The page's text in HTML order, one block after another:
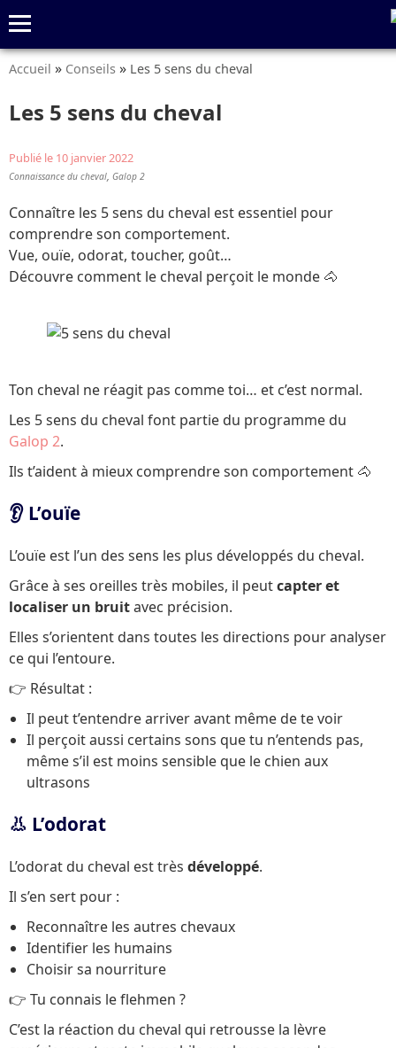
Quiz
Conseils
Fiches
S’abonner
Accueil » Conseils » Les 5 sens du cheval
Les 5 sens du cheval
Publié le 10 janvier 2022
Connaissance du cheval, Galop 2
Connaître les 5 sens du cheval est essentiel pour
comprendre son comportement.
Vue, ouïe, odorat, toucher, goût…
Découvre comment le cheval perçoit le monde 🐴
Ton cheval ne réagit pas comme toi… et c’est normal.
Les 5 sens du cheval font partie du programme du
Galop 2.
Ils t’aident à mieux comprendre son comportement 🐴
👂 L’ouïe
L’ouïe est l’un des sens les plus développés du cheval.
Grâce à ses oreilles très mobiles, il peutcapter et
localiser un bruitavec précision.
Elles s’orientent dans toutes les directions pour analyser
ce qui l’entoure.
👉 Résultat :
Il peut t’entendre arriver avant même de te voir
Il perçoit aussi certains sons que tu n’entends pas,
même s’il est moins sensible que le chien aux
ultrasons
👃 L’odorat
L’odorat du cheval est très développé.
Il s’en sert pour :
Reconnaître les autres chevaux
Identifier les humains
Choisir sa nourriture
👉 Tu connais le flehmen ?
C’est la réaction du cheval qui retrousse la lèvre